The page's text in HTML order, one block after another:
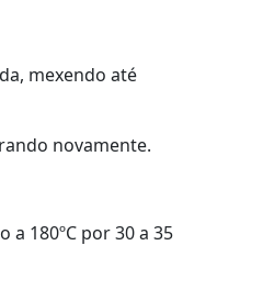
mexendo até
novamente.
180ºC por 30 a 35